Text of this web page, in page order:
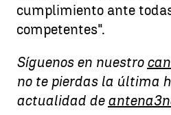
cumplimiento ante
competentes".
Síguenos en nuestro
no te pierdas la última
actualidad de